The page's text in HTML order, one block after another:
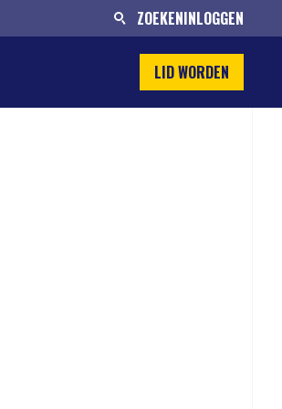
ZOEKENINLOGGEN
LID WORDEN